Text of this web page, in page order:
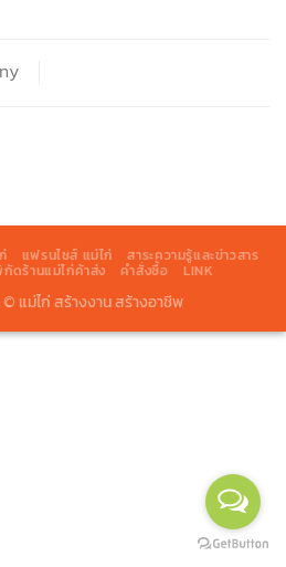
แฟรนไชส์ แม่ไก่ สาระความรู้และข่าวสาร
ดร้านแม่ไก่ค้าส่ง คำสั่งซื้อ LINK
© แม่ไก่ สร้างงาน สร้างอาชีพ